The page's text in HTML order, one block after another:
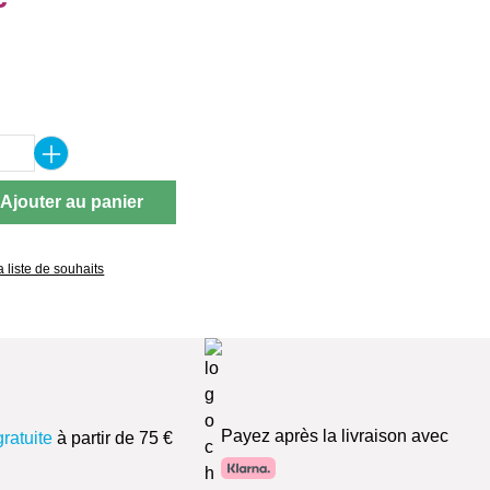
de produit : Entrez la quantité souhaitée
Ajouter au panier
liste de souhaits
à partir de 75 €
Payez après la livraison avec